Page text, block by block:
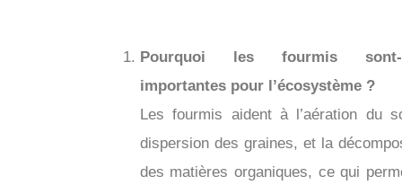
Pourquoi les fourmis sont-
importantes pour l’écosystème ?
Les fourmis aident à l’aération du
dispersion des graines, et la
des matières organiques, ce qui